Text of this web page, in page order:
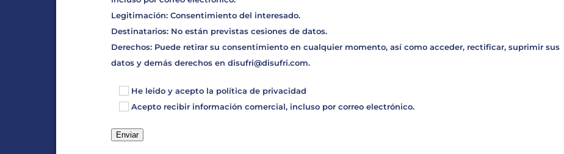
Legitimación: Consentimiento del interesado.
Destinatarios: No están previstas cesiones de datos.
Derechos: Puede retirar su consentimiento en cualquier momento, así como acceder, rectificar, suprimir sus
datos y demás derechos en disufri@disufri.com.
He leido y acepto la política de privacidad
Acepto recibir información comercial, incluso por correo electrónico.